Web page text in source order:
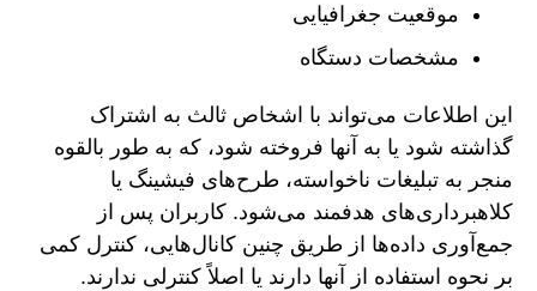
موقعیت جغرافیایی
مشخصات دستگاه
این اطلاعات می‌تواند با اشخاص ثالث به اشتراک
گذاشته شود یا به آنها فروخته شود، که به طور بالقوه
منجر به تبلیغات ناخواسته، طرح‌های فیشینگ یا
کلاهبرداری‌های هدفمند می‌شود. کاربران پس از
جمع‌آوری داده‌ها از طریق چنین کانال‌هایی، کنترل کمی
بر نحوه استفاده از آنها دارند یا اصلاً کنترلی ندارند.